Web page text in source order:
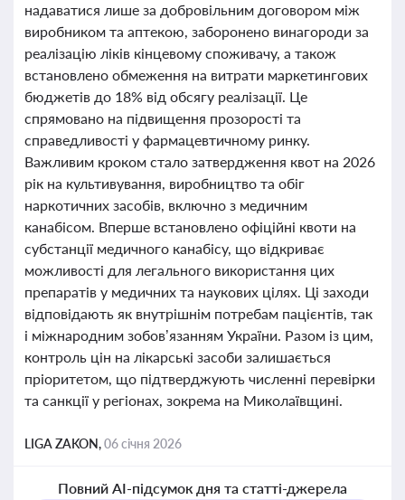
надаватися лише за добровільним договором між
виробником та аптекою, заборонено винагороди за
реалізацію ліків кінцевому споживачу, а також
встановлено обмеження на витрати маркетингових
бюджетів до 18% від обсягу реалізації. Це
спрямовано на підвищення прозорості та
справедливості у фармацевтичному ринку.
Важливим кроком стало затвердження квот на 2026
рік на культивування, виробництво та обіг
наркотичних засобів, включно з медичним
канабісом. Вперше встановлено офіційні квоти на
субстанції медичного канабісу, що відкриває
можливості для легального використання цих
препаратів у медичних та наукових цілях. Ці заходи
відповідають як внутрішнім потребам пацієнтів, так
і міжнародним зобов’язанням України. Разом із цим,
контроль цін на лікарські засоби залишається
пріоритетом, що підтверджують численні перевірки
та санкції у регіонах, зокрема на Миколаївщині.
LIGA ZAKON,06 січня 2026
Повний AI-підсумок дня та статті-джерела